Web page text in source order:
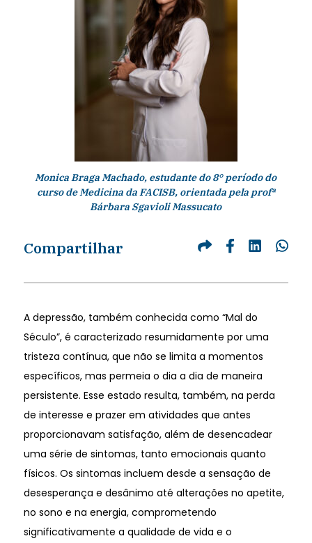
Monica Braga Machado, estudante do 8° período do
curso de Medicina da FACISB, orientada pela profª
Bárbara Sgavioli Massucato
Compartilhar
A depressão, também conhecida como “Mal do
Século”, é caracterizado resumidamente por uma
tristeza contínua, que não se limita a momentos
específicos, mas permeia o dia a dia de maneira
persistente. Esse estado resulta, também, na perda
de interesse e prazer em atividades que antes
proporcionavam satisfação, além de desencadear
uma série de sintomas, tanto emocionais quanto
físicos. Os sintomas incluem desde a sensação de
desesperança e desânimo até alterações no apetite,
no sono e na energia, comprometendo
significativamente a qualidade de vida e o